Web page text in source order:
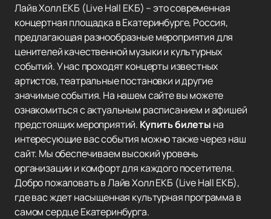
Лайв Холл ЕКБ (Live Hall ЕКБ) – это современная
концертная площадка в Екатеринбурге, Россия,
предлагающая разнообразные мероприятия для
ценителей качественной музыки и культурных
событий. У нас проходят концерты известных
артистов, театральные постановки и другие
значимые события. На нашем сайте вы можете
ознакомиться с актуальным расписанием и афишей
предстоящих мероприятий. Купить билеты на
интересующие вас события можно также через наш
сайт. Мы обеспечиваем высокий уровень
организации и комфорт для каждого посетителя.
Добро пожаловать в Лайв Холл ЕКБ (Live Hall ЕКБ),
где вас ждет насыщенная культурная программа в
самом сердце Екатеринбурга.